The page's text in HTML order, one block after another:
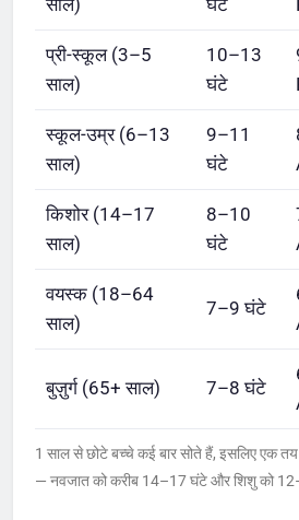
प्री-स्कूल (3–5
साल)
10–13
घंटे
स्कूल-उम्र (6–13
साल)
9–11
घंटे
किशोर (14–17
साल)
8–10
घंटे
वयस्क (18–64
साल)
7–9 घंटे
बुज़ुर्ग (65+ साल) 7–8 घंटे
1 साल से छोटे बच्चे कई बार सोते हैं, इसलिए एक तय
— नवजात को करीब 14–17 घंटे और शिशु को